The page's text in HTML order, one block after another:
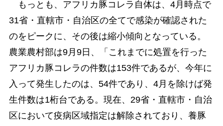
もっとも、アフリカ豚コレラ自体は、4月時点で
31省・直轄市・自治区の全てで感染が確認された
のをピークに、その後は縮小傾向となっている。
農業農村部は9月9日、「これまでに処置を行った
アフリカ豚コレラの件数は153件であるが、今年に
入って発生したのは、54件であり、4月を除けば発
生件数は1桁台である。現在、29省・直轄市・自治
区において疫病区域指定は解除されており、養豚